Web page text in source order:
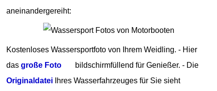
aneinandergereiht:
Kostenloses Wassersportfoto von Ihrem Weidling. - Hier
dasgroße Foto
bildschirmfüllend für Genießer. - Die
Originaldatei Ihres Wasserfahrzeuges für Sie sieht